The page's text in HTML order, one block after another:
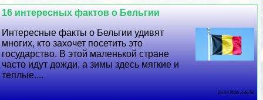
16 интересных фактов о Бельгии
Интересные факты о Бельгии удивят
многих, кто захочет посетить это
государство. В этой маленькой стране
часто идут дожди, а зимы здесь мягкие и
теплые....
03 07 2026 3:46:56